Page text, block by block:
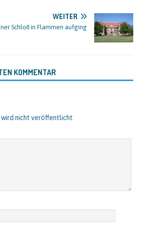
WEITER
Schloß in Flammen aufging
KOMMENTAR
wird nicht veröffentlicht.